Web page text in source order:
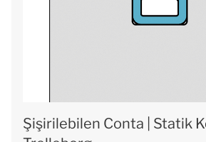
Şişirilebilen Conta | Statik